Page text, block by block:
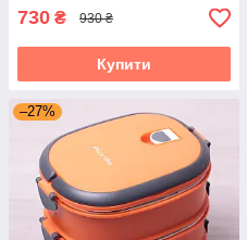
730 ₴ 930 ₴
Купити
–27%